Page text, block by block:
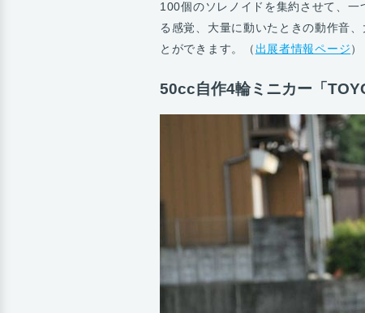
100個のソレノイドを集約させて、一
る感覚、大量に動いたときの動作音
とができます。（出展者情報ページ）
50cc自作4輪ミニカー「